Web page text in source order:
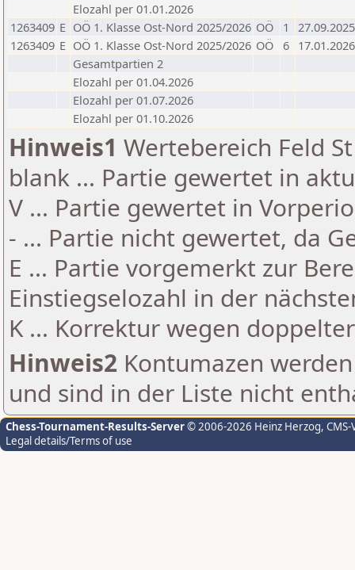
Elozahl per 01.01.2026
1263409 E OÖ 1. Klasse Ost-Nord 2025/2026 OÖ 1
27.09.2025
1263409 E OÖ 1. Klasse Ost-Nord 2025/2026 OÖ 6 17.01.2026
Gesamtpartien 2
Elozahl per 01.04.2026
Elozahl per 01.07.2026
Elozahl per 01.10.2026
Hinweis1 Wertebereich Feld
blank ... Partie gewertet in
V ... Partie gewertet in
- ... Partie nicht gewertet, da
E ... Partie vorgemerkt zur
Einstiegselozahl in der
K ... Korrektur wegen
Hinweis2 Kontumazen
und sind in der Liste nicht
Chess-Tournament-Results-Server© 2006-2026 Heinz Herzog,
Legal details/Terms of use